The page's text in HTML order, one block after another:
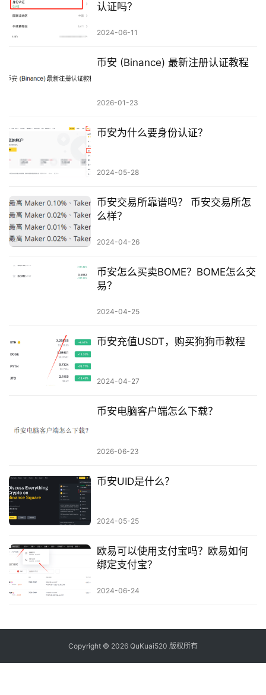
认证吗？
2024-06-11
币安 (Binance) 最新注册认证教程
2026-01-23
币安为什么要身份认证？
2024-05-28
币安交易所靠谱吗？ 币安交易所怎
么样？
2024-04-26
币安怎么买卖BOME？BOME怎么交
易？
2024-04-25
币安充值USDT，购买狗狗币教程
2024-04-27
币安电脑客户端怎么下载？
2026-06-23
币安UID是什么？
2024-05-25
欧易可以使用支付宝吗？欧易如何
绑定支付宝？
2024-06-24
Copyright © 2026 QuKuai520 版权所有